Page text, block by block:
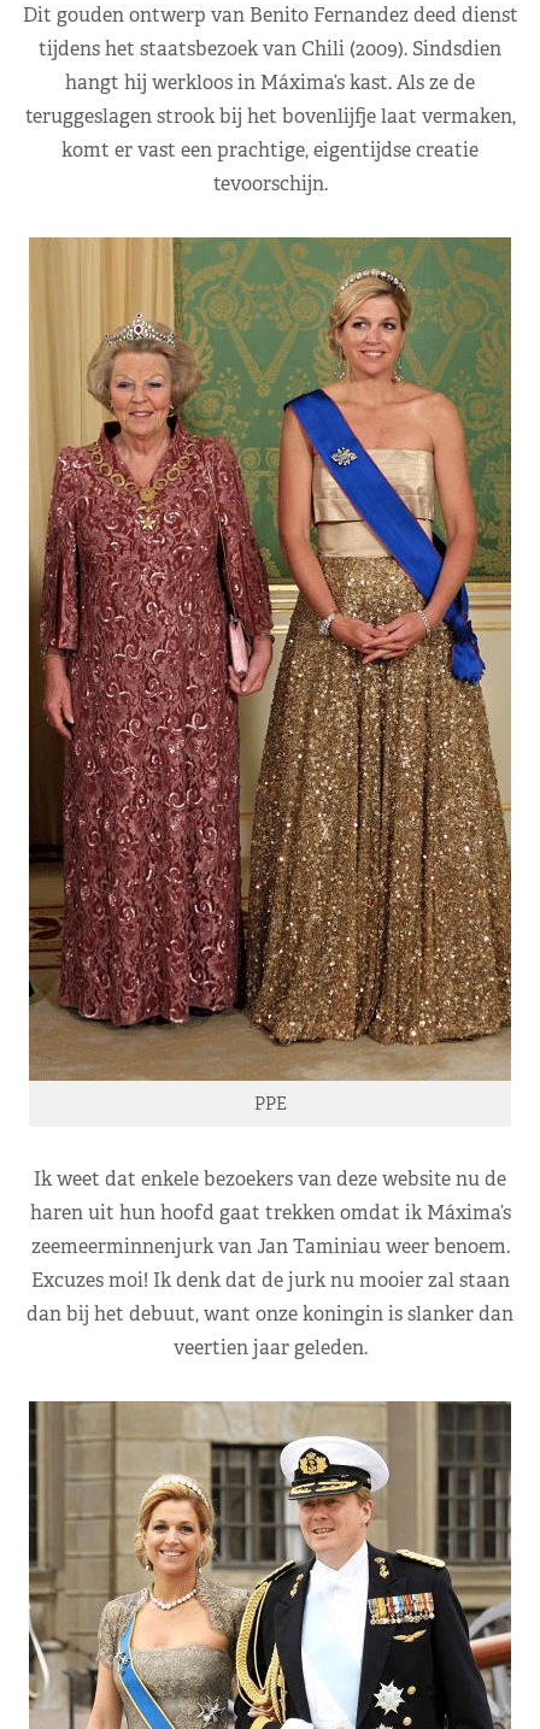
Dit gouden ontwerp van Benito Fernandez deed dienst
tijdens het staatsbezoek van Chili (2009). Sindsdien
hangt hij werkloos in Máxima’s kast. Als ze de
teruggeslagen strook bij het bovenlijfje laat vermaken,
komt er vast een prachtige, eigentijdse creatie
tevoorschijn.
PPE
Ik weet dat enkele bezoekers van deze website nu de
haren uit hun hoofd gaat trekken omdat ik Máxima’s
zeemeerminnenjurk van Jan Taminiau weer benoem.
Excuzes moi! Ik denk dat de jurk nu mooier zal staan
dan bij het debuut, want onze koningin is slanker dan
veertien jaar geleden.